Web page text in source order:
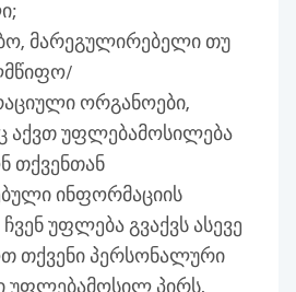
მარეგულირებელი თუ
ორგანოები,
აქვთ უფლებამოსილება
თქვენთან
ინფორმაციის
უფლება გვაქვს ასევე
თქვენი პერსონალური
უფლებამოსილ პირს,